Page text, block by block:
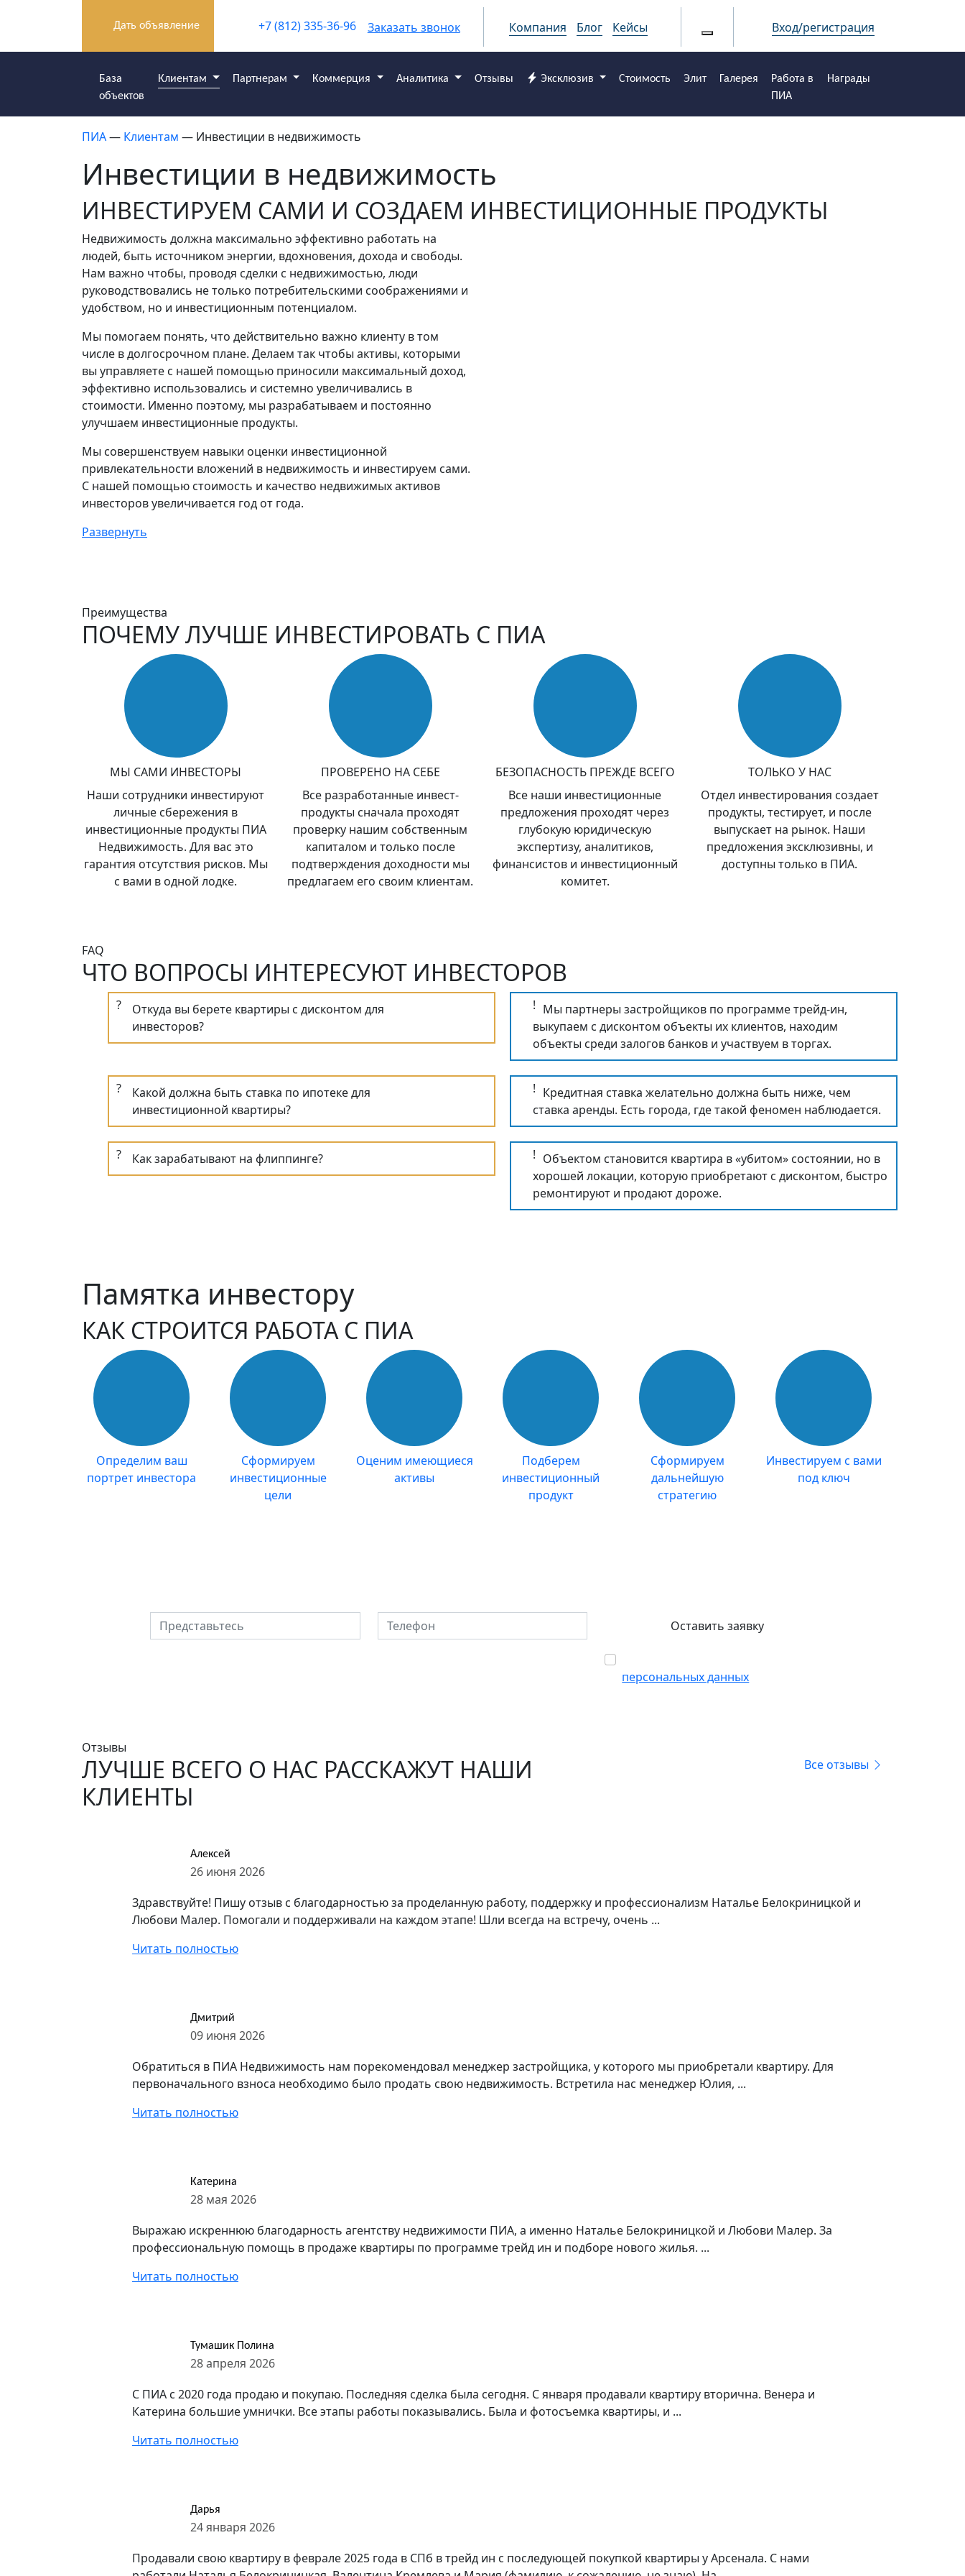
Дать объявление +7 (812) 335-36-96 Заказать звонок Компания Блог Кейсы Вход/регистрация
База
объектов
Клиентам Партнерам Коммерция Аналитика Отзывы Эксклюзив Стоимость Элит Галерея
Работа в
ПИА
Награды
ПИА— Клиентам — Инвестиции в недвижимость
Инвестиции в недвижимость
ИНВЕСТИРУЕМ САМИ И СОЗДАЕМ ИНВЕСТИЦИОННЫЕ ПРОДУКТЫ
Недвижимость должна максимально эффективно работать на
людей, быть источником энергии, вдохновения, дохода и свободы.
Нам важно чтобы, проводя сделки с недвижимостью, люди
руководствовались не только потребительскими соображениями и
удобством, но и инвестиционным потенциалом.
Мы помогаем понять, что действительно важно клиенту в том
числе в долгосрочном плане. Делаем так чтобы активы, которыми
вы управляете с нашей помощью приносили максимальный доход,
эффективно использовались и системно увеличивались в
стоимости. Именно поэтому, мы разрабатываем и постоянно
улучшаем инвестиционные продукты.
Мы совершенствуем навыки оценки инвестиционной
привлекательности вложений в недвижимость и инвестируем сами.
С нашей помощью стоимость и качество недвижимых активов
инвесторов увеличивается год от года.
Развернуть
Преимущества
ПОЧЕМУ ЛУЧШЕ ИНВЕСТИРОВАТЬ С ПИА
МЫ САМИ ИНВЕСТОРЫ
Наши сотрудники инвестируют
личные сбережения в
инвестиционные продукты ПИА
Недвижимость. Для вас это
гарантия отсутствия рисков. Мы
с вами в одной лодке.
ПРОВЕРЕНО НА СЕБЕ
Все разработанные инвест-
продукты сначала проходят
проверку нашим собственным
капиталом и только после
подтверждения доходности мы
предлагаем его своим клиентам.
БЕЗОПАСНОСТЬ ПРЕЖДЕ ВСЕГО
Все наши инвестиционные
предложения проходят через
глубокую юридическую
экспертизу, аналитиков,
финансистов и инвестиционный
комитет.
ТОЛЬКО У НАС
Отдел инвестирования создает
продукты, тестирует, и после
выпускает на рынок. Наши
предложения эксклюзивны, и
доступны только в ПИА.
FAQ
ЧТО ВОПРОСЫ ИНТЕРЕСУЮТ ИНВЕСТОРОВ
?
Откуда вы берете квартиры с дисконтом для
инвесторов?
! Мы партнеры застройщиков по программе трейд-ин,
выкупаем с дисконтом объекты их клиентов, находим
объекты среди залогов банков и участвуем в торгах.
?
Какой должна быть ставка по ипотеке для
инвестиционной квартиры?
! Кредитная ставка желательно должна быть ниже, чем
ставка аренды. Есть города, где такой феномен наблюдается.
? Как зарабатывают на флиппинге? ! Объектом становится квартира в «убитом» состоянии, но в
хорошей локации, которую приобретают с дисконтом, быстро
ремонтируют и продают дороже.
Памятка инвестору
КАК СТРОИТСЯ РАБОТА С ПИА
Определим ваш
портрет инвестора
Сформируем
инвестиционные
цели
Оценим имеющиеся
активы
Подберем
инвестиционный
продукт
Сформируем
дальнейшую
стратегию
Инвестируем с вами
под ключ
Представьтесь Телефон Оставить заявку
персональных данных
Отзывы
ЛУЧШЕ ВСЕГО О НАС РАССКАЖУТ НАШИ
КЛИЕНТЫ
Все отзывы
Алексей
26 июня 2026
Здравствуйте! Пишу отзыв с благодарностью за проделанную работу, поддержку и профессионализм Наталье Белокриницкой и
Любови Малер. Помогали и поддерживали на каждом этапе! Шли всегда на встречу, очень ...
Читать полностью
Дмитрий
09 июня 2026
Обратиться в ПИА Недвижимость нам порекомендовал менеджер застройщика, у которого мы приобретали квартиру. Для
первоначального взноса необходимо было продать свою недвижимость. Встретила нас менеджер Юлия, ...
Читать полностью
Катерина
28 мая 2026
Выражаю искреннюю благодарность агентству недвижимости ПИА, а именно Наталье Белокриницкой и Любови Малер. За
профессиональную помощь в продаже квартиры по программе трейд ин и подборе нового жилья. ...
Читать полностью
Тумашик Полина
28 апреля 2026
С ПИА с 2020 года продаю и покупаю. Последняя сделка была сегодня. С января продавали квартиру вторична. Венера и
Катерина большие умнички. Все этапы работы показывались. Была и фотосъемка квартиры, и ...
Читать полностью
Дарья
24 января 2026
Продавали свою квартиру в феврале 2025 года в СПб в трейд ин с последующей покупкой квартиры у Арсенала. С нами